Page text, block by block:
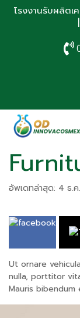
โรงงานรับผลิตเ
อัพเดทล่าสุด: 4 ธ.
Ut ornare
nulla, porttitor
Mauris